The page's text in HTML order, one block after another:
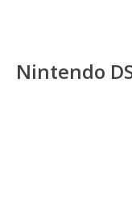
Nintendo